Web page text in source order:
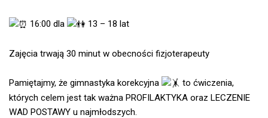
16:00 dla 13 – 18 lat
Zajęcia trwają 30 minut w obecności fizjoterapeuty
Pamiętajmy, że gimnastyka korekcyjna
to ćwiczenia,
których celem jest tak ważna PROFILAKTYKA oraz LECZENIE
WAD POSTAWY u najmłodszych.